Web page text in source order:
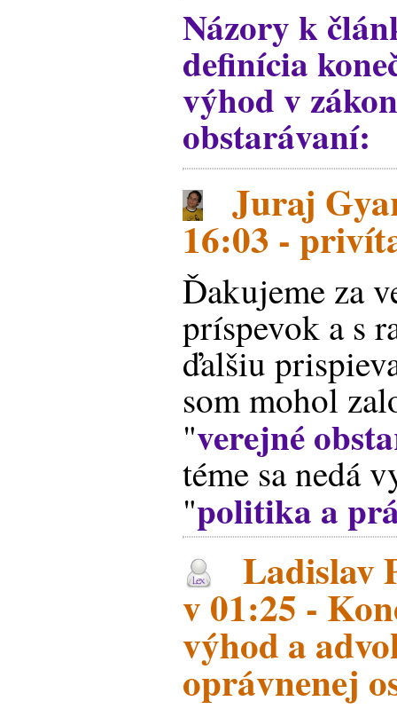
Názory k
definícia
výhod v
obstarávaní:
Juraj
16:03 -
Ďakujeme za
príspevok a s
ďalšiu
som mohol
"verejné
téme sa nedá
"politika a
Ladislav
v 01:25 -
výhod a
oprávnenej